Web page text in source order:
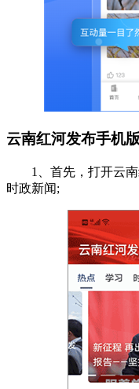
云南红河发布手机
1、首先，打开云南
时政新闻;